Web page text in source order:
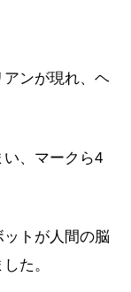
アンが現れ、ヘ
、マークら4
トが人間の脳
た。